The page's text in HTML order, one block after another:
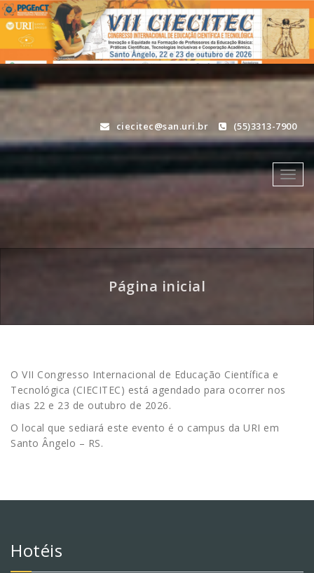
Skip
to
content
ciecitec@san.uri.br (55)3313-7900
Página inicial
O VII Congresso Internacional de Educação Científica e
Tecnológica (CIECITEC) está agendado para ocorrer nos
dias 22 e 23 de outubro de 2026.
O local que sediará este evento é o campus da URI em
Santo Ângelo – RS.
Hotéis